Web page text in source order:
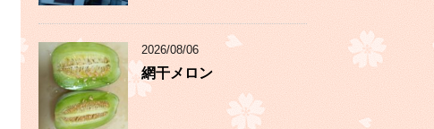
2026/08/06
網干メロン